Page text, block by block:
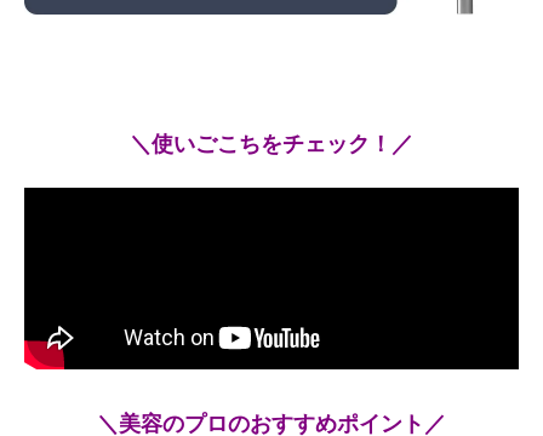
＼使いごこちをチェック！／
＼美容のプロのおすすめポイント／